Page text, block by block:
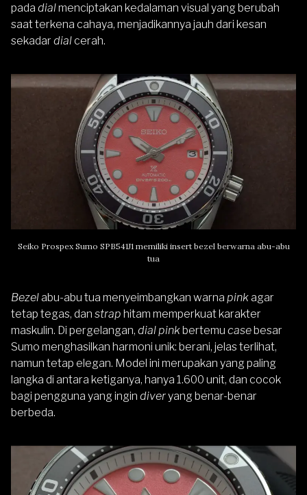
pada dialmenciptakan kedalaman visual yang berubah
saat terkena cahaya, menjadikannya jauh dari kesan
sekadar dialcerah.
Seiko Prospex Sumo SPB541J1 memiliki insert bezel berwarna abu-abu
tua
Bezelabu-abu tua menyeimbangkan warna pinkagar
tetap tegas, dan strap hitam memperkuat karakter
maskulin. Di pergelangan, dial pinkbertemu casebesar
Sumo menghasilkan harmoni unik: berani, jelas terlihat,
namun tetap elegan. Model ini merupakan yang paling
langka di antara ketiganya, hanya 1.600 unit, dan cocok
bagi pengguna yang ingin diveryang benar-benar
berbeda.